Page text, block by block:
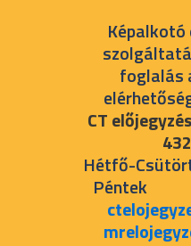
foglalás
CT
Hétfő-
Péntek